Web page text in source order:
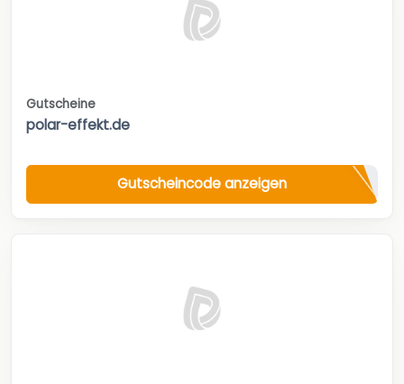
Gutscheine
polar-effekt.de
Gutscheincode anzeigen